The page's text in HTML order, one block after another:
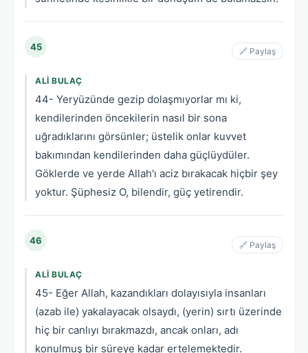
45 🔗 Paylaş
ALI BULAÇ
44- Yeryüzünde gezip dolaşmıyorlar mı ki,
kendilerinden öncekilerin nasıl bir sona
uğradıklarını görsünler; üstelik onlar kuvvet
bakımından kendilerinden daha güçlüydüler.
Göklerde ve yerde Allah'ı aciz bırakacak hiçbir şey
yoktur. Şüphesiz O, bilendir, güç yetirendir.
46 🔗 Paylaş
ALI BULAÇ
45- Eğer Allah, kazandıkları dolayısıyla insanları
(azab ile) yakalayacak olsaydı, (yerin) sırtı üzerinde
hiç bir canlıyı bırakmazdı, ancak onları, adı
konulmuş bir süreye kadar ertelemektedir.